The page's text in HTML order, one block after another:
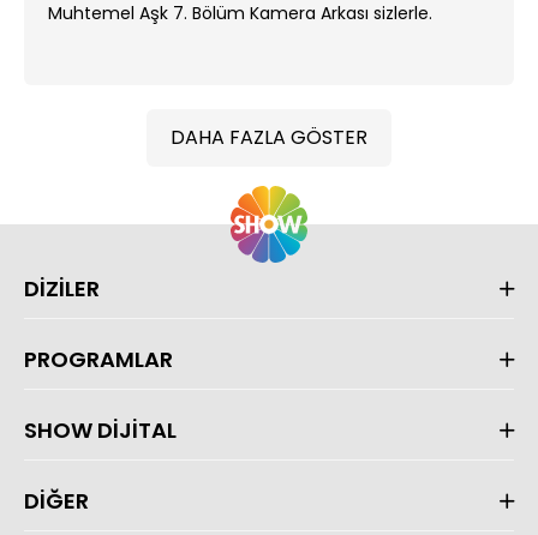
Muhtemel Aşk 7. Bölüm Kamera Arkası sizlerle.
DAHA FAZLA GÖSTER
DİZİLER
PROGRAMLAR
SHOW DİJİTAL
DİĞER